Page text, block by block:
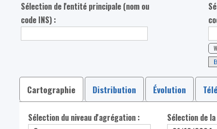
Sélection de l'entité principale (nom ou
code INS) :
Cartographie Distribution Évolution
Sélection du niveau d'agrégation : Sélection de